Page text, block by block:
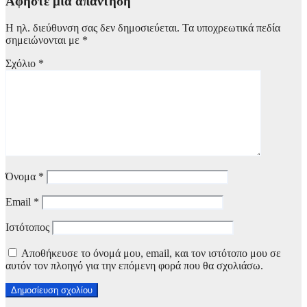
Η ηλ. διεύθυνση σας δεν δημοσιεύεται. Τα υποχρεωτικά πεδία
σημειώνονται με *
Σχόλιο *
Όνομα *
Email *
Ιστότοπος
Αποθήκευσε το όνομά μου, email, και τον ιστότοπο μου σε
αυτόν τον πλοηγό για την επόμενη φορά που θα σχολιάσω.